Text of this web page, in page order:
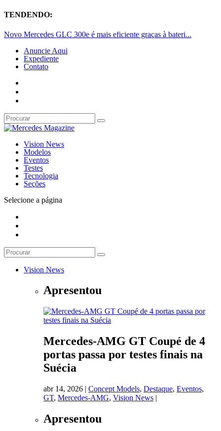
TENDENDO:
Novo Mercedes GLC 300e é mais eficiente graças à bateri...
Anuncie Aqui
Expediente
Contato
Vision News
Modelos
Eventos
Testes
Tecnologia
Seções
Selecione a página
Vision News
Apresentou
Mercedes-AMG GT Coupé de 4
portas passa por testes finais na
Suécia
abr 14, 2026 | Concept Models, Destaque, Eventos,
GT, Mercedes-AMG, Vision News |
Apresentou